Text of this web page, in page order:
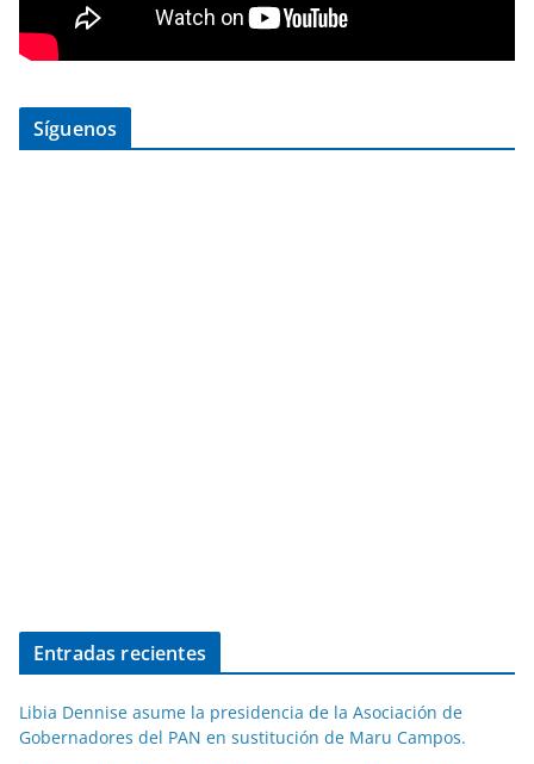
Síguenos
Entradas recientes
Libia Dennise asume la presidencia de la Asociación de
Gobernadores del PAN en sustitución de Maru Campos.